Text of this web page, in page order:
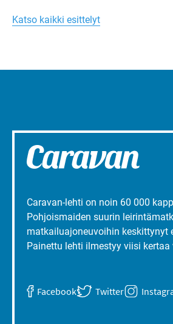
Turun
liepeillä
Katso kaikki esittelyt
Caravan-lehti on noin 60 000
Pohjoismaiden suurin
matkailuajoneuvoihin keskittynyt
Painettu lehti ilmestyy viisi kertaa
Facebook Twitter